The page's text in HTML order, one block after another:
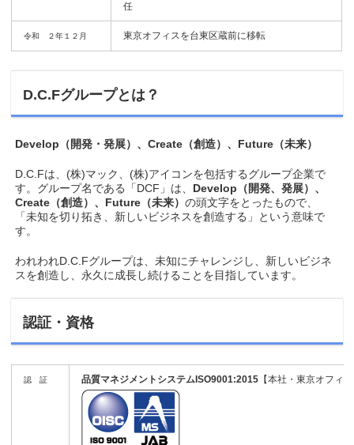
任
令和 ２年１２月 東京オフィスを台東区蔵前に移転
D.C.Fグループとは？
Develop（開発・発展）、Create（創造）、Future（未来）
D.C.Fは、(株)マック、(株)アイコンを包括するグループ企業で
す。グループ名である「DCF」は、 Develop（開発、発展）、
Create（創造）、Future（未来）の頭文字をとったもので、
「未知を切り拓き、新しいビジネスを創造する」という意味で
す。
われわれD.C.Fグループは、未知にチャレンジし、新しいビジネ
スを創造し、永久に成長し続けることを目指しています。
認証・資格
認 証 品質マネジメントシステムISO9001:2015 【本社・東京オフィ